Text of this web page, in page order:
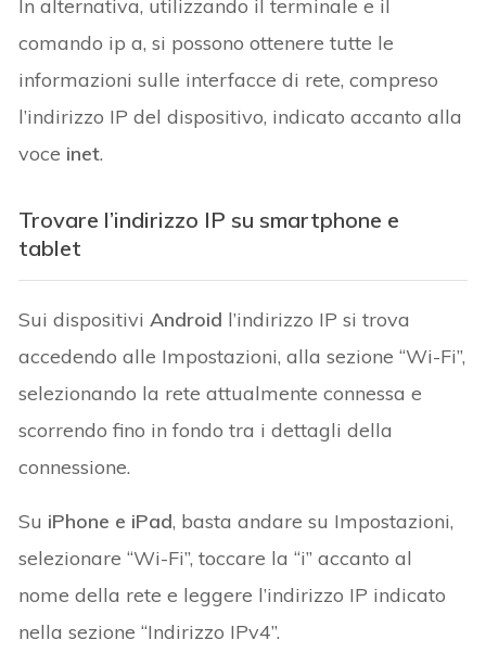
In alternativa, utilizzando il terminale e il
comando ip a, si possono ottenere tutte le
informazioni sulle interfacce di rete, compreso
l’indirizzo IP del dispositivo, indicato accanto alla
voce inet.
Trovare l’indirizzo IP su smartphone e
tablet
Sui dispositiviAndroid l’indirizzo IP si trova
accedendo alle Impostazioni, alla sezione “Wi-Fi”,
selezionando la rete attualmente connessa e
scorrendo fino in fondo tra i dettagli della
connessione.
Su iPhone e iPad, basta andare su Impostazioni,
selezionare “Wi-Fi”, toccare la “i” accanto al
nome della rete e leggere l’indirizzo IP indicato
nella sezione “Indirizzo IPv4”.